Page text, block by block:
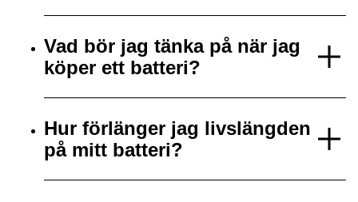
Vad bör jag tänka på när jag
köper ett batteri?
Hur förlänger jag livslängden
på mitt batteri?